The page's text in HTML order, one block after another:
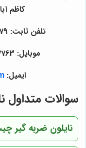
کاظم آباد
تلفن ثابت: 02156572479 - 02156576618
موبایل: 09123777763 - 09306666939
ایمیل:
سوالات متداول
نایلون ضربه گیر